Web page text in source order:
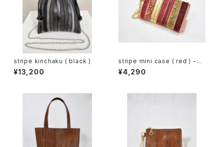
stripe kinchaku ( black )
¥13,200
stripe mini case ( red ) -燃
ゆるひ-
¥4,290